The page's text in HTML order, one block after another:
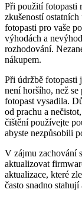
Při použití fotopasti
zkušeností
fotopasti pro vaše
výhodách a
rozhodování.
nákupem.
Při údržbě fotopasti
není horšího, než
fotopast vysadila.
od prachu a
čištění používejte
abyste nezpůsobili
V zájmu zachování
aktualizovat
aktualizace, které
často snadno